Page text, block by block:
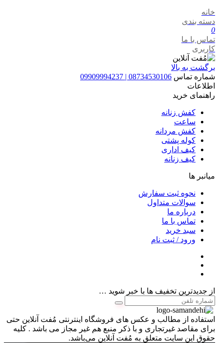
خانه
دسته بندی
0
تماس با ما
کاربری
برگشت به بالا
شماره تماس 08734530106 | 09909994237
اطلاعات
راهنمای خرید
کفش زنانه
ساعت
کفش مردانه
کوله پشتی
کیف اداری
کیف زنانه
میانبر ها
نحوه ثبت سفارش
سوالات متداول
درباره ما
تماس با ما
سبد خرید
ورود / ثبت نام
از جدیدترین تخفیف ها با خبر شوید …
استفاده از مطالب و عکس های فروشگاه اینترنتی مُفت آنلاین حتی
برای مقاصد غیرتجاری و با ذکر منبع هم غیر مجاز می باشد . کلیه
حقوق این سایت متعلق به مُفت آنلاین می‌باشد.